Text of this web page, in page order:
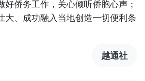
好侨务工作，关心倾听侨胞心声；
大、成功融入当地创造一切便利条
越通社